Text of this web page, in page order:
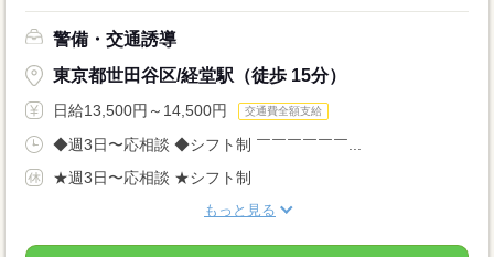
警備・交通誘導
東京都世田谷区/経堂駅（徒歩 15分）
日給13,500円～14,500円 交通費全額支給
◆週3日〜応相談 ◆シフト制 ￣￣￣￣￣￣...
★週3日〜応相談 ★シフト制
もっと見る